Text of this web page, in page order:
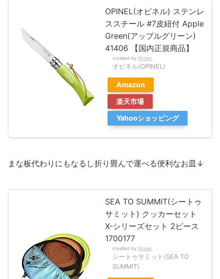
OPINEL(オピネル) ステンレ
ススチール #7皮紐付 Apple
Green(アップルグリーン)
41406 【国内正規商品】
created by Rinker
オピネル(OPINEL)
Amazon
楽天市場
Yahooショッピング
まな板代わりにもなるし折り畳んで運べる便利なお皿↓
SEA TO SUMMIT(シートゥ
サミット) クッカーセット
X-シリーズセット 2ピース
1700177
created by Rinker
シートゥサミット(SEA TO
SUMMIT)